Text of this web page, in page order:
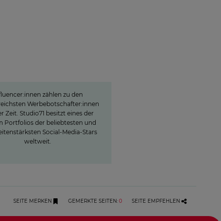
zählen zu den
Werbebotschafter:innen
Zeit. Studio71 besitzt eines der
Portfolios der beliebtesten und
Social-Media-Stars
weltweit.
SEITE MERKEN GEMERKTE SEITEN:0 SEITE EMPFEHLEN